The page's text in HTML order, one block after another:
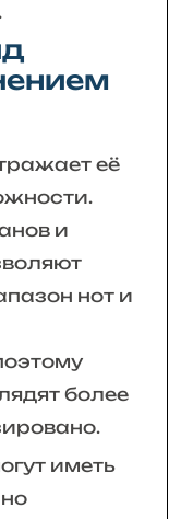
её
и
нот и
более
иметь